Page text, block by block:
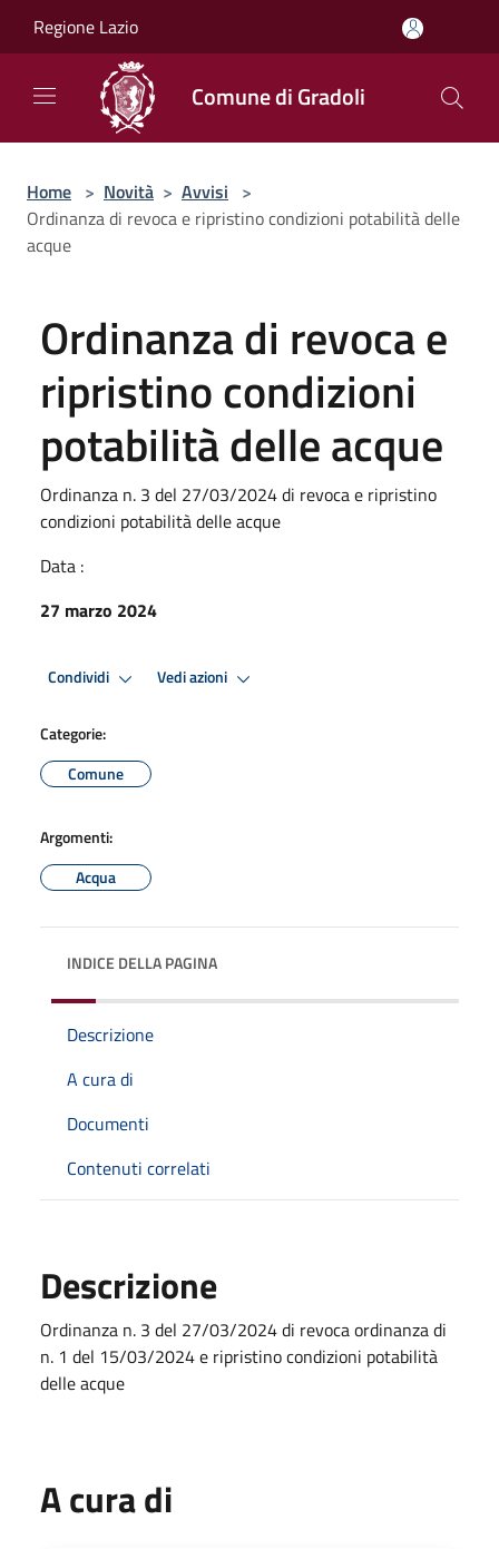
Regione Lazio
Comune di Gradoli
Home > Novità > Avvisi >
Ordinanza di revoca e ripristino condizioni potabilità delle
acque
Ordinanza di revoca e
ripristino condizioni
potabilità delle acque
Ordinanza n. 3 del 27/03/2024 di revoca e ripristino
condizioni potabilità delle acque
Data :
27 marzo 2024
Condividi Vedi azioni
Categorie:
Comune
Argomenti:
Acqua
INDICE DELLA PAGINA
Descrizione
A cura di
Documenti
Contenuti correlati
Descrizione
Ordinanza n. 3 del 27/03/2024 di revoca ordinanza di
n. 1 del 15/03/2024 e ripristino condizioni potabilità
delle acque
A cura di